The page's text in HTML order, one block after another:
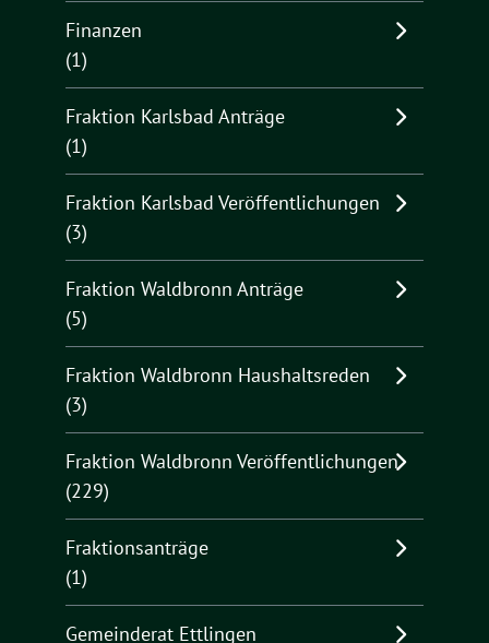
Finanzen
(1)
Fraktion Karlsbad Anträge
(1)
Fraktion Karlsbad Veröffentlichungen
(3)
Fraktion Waldbronn Anträge
(5)
Fraktion Waldbronn Haushaltsreden
(3)
Fraktion Waldbronn Veröffentlichungen
(229)
Fraktionsanträge
(1)
Gemeinderat Ettlingen